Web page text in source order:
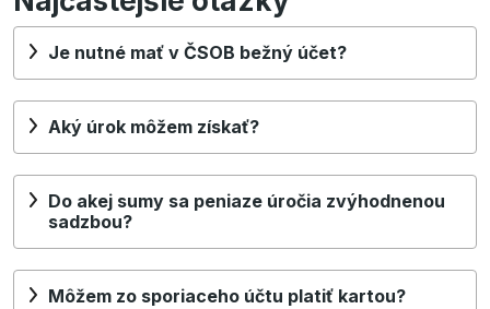
Je nutné mať v ČSOB bežný účet?
Aký úrok môžem získať?
Do akej sumy sa peniaze úročia zvýhodnenou
sadzbou?
Môžem zo sporiaceho účtu platiť kartou?